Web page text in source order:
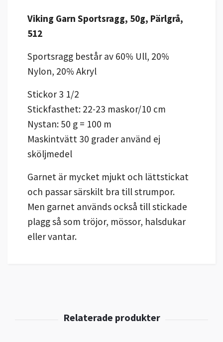
Viking Garn Sportsragg, 50g, Pärlgrå,
512
Sportsragg består av 60% Ull, 20%
Nylon, 20% Akryl
Stickor 3 1/2
Stickfasthet: 22-23 maskor/10 cm
Nystan: 50 g = 100 m
Maskintvätt 30 grader använd ej
sköljmedel
Garnet är mycket mjukt och lättstickat
och passar särskilt bra till strumpor.
Men garnet används också till stickade
plagg så som tröjor, mössor, halsdukar
eller vantar.